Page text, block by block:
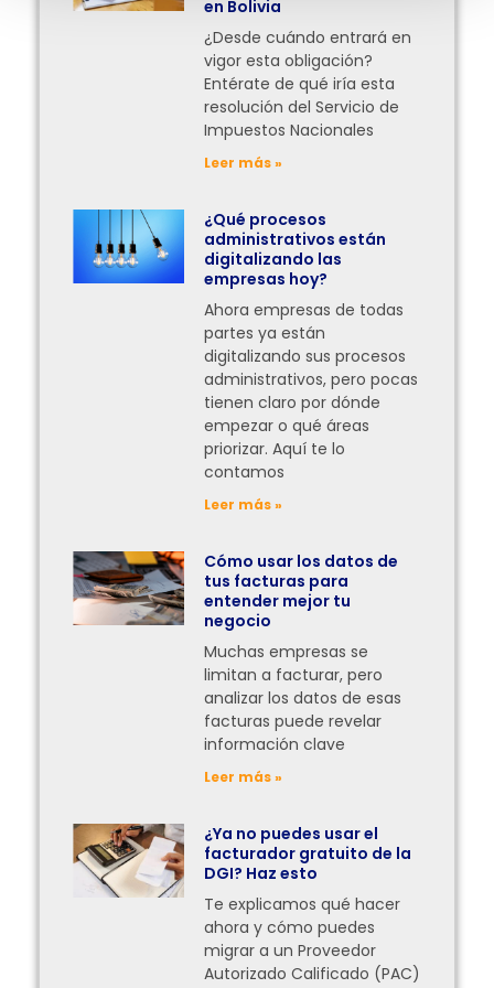
en Bolivia
¿Desde cuándo entrará en
vigor esta obligación?
Entérate de qué iría esta
resolución del Servicio de
Impuestos Nacionales
Leer más »
¿Qué procesos
administrativos están
digitalizando las
empresas hoy?
Ahora empresas de todas
partes ya están
digitalizando sus procesos
administrativos, pero pocas
tienen claro por dónde
empezar o qué áreas
priorizar. Aquí te lo
contamos
Leer más »
Cómo usar los datos de
tus facturas para
entender mejor tu
negocio
Muchas empresas se
limitan a facturar, pero
analizar los datos de esas
facturas puede revelar
información clave
Leer más »
¿Ya no puedes usar el
facturador gratuito de la
DGI? Haz esto
Te explicamos qué hacer
ahora y cómo puedes
migrar a un Proveedor
Autorizado Calificado (PAC)